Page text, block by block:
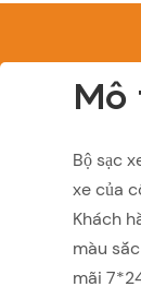
Mô
Bộ sạc
xe của
Khách
màu
mãi